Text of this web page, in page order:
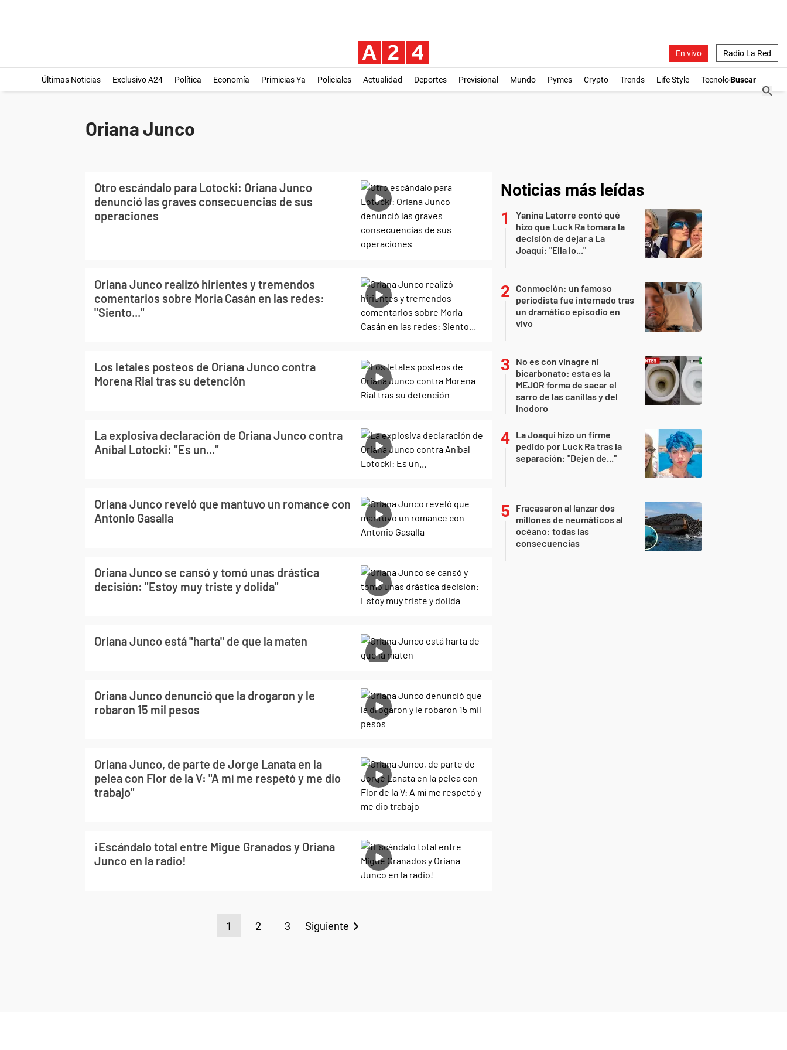
En vivo Radio La Red
Últimas Noticias Exclusivo A24 Política Economía Primicias Ya Policiales Actualidad Deportes Previsional Mundo Pymes Crypto Trends Life Style Tecnología
Oriana Junco
Otro escándalo para Lotocki: Oriana Junco
denunció las graves consecuencias de sus
operaciones
Oriana Junco realizó hirientes y tremendos
comentarios sobre Moria Casán en las redes:
"Siento..."
Los letales posteos de Oriana Junco contra
Morena Rial tras su detención
La explosiva declaración de Oriana Junco contra
Aníbal Lotocki: "Es un..."
Oriana Junco reveló que mantuvo un romance con
Antonio Gasalla
Oriana Junco se cansó y tomó unas drástica
decisión: "Estoy muy triste y dolida"
Oriana Junco está "harta" de que la maten
Oriana Junco denunció que la drogaron y le
robaron 15 mil pesos
Oriana Junco, de parte de Jorge Lanata en la
pelea con Flor de la V: "A mí me respetó y me dio
trabajo"
¡Escándalo total entre Migue Granados y Oriana
Junco en la radio!
1 2 3 Siguiente
Noticias más leídas
Yanina Latorre contó qué
hizo que Luck Ra tomara la
decisión de dejar a La
Joaqui: "Ella lo..."
Conmoción: un famoso
periodista fue internado tras
un dramático episodio en
vivo
No es con vinagre ni
bicarbonato: esta es la
MEJOR forma de sacar el
sarro de las canillas y del
inodoro
La Joaqui hizo un firme
pedido por Luck Ra tras la
separación: "Dejen de..."
Fracasaron al lanzar dos
millones de neumáticos al
océano: todas las
consecuencias